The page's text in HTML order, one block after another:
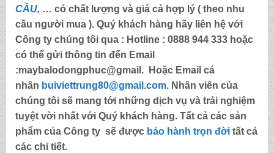
CẦU, … có chất lượng và giá cả hợp lý ( theo nhu
cầu người mua ). Quý khách hàng hãy liên hệ với
Công ty chúng tôi qua : Hotline : 0888 944 333hoặc
có thể gửi thông tin đến Email
:maybalodongphuc@gmail.Hoặc Email cá
nhân buiviettrung80@gmail.com. Nhân viên của
chúng tôi sẽ mang tới những dịch vụ và trải nghiệm
tuyệt vời nhất với Quý khách hàng. Tất cả các sản
phẩm của Công ty sẽ được bảo hành trọn đờitất cả
các chi tiết.